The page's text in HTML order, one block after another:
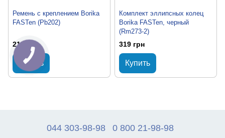
Ремень с креплением Borika
FASTen (Pb202)
219 грн
Купить
Комплект эллипсных колец
Borika FASTen, черный
(Rm273-2)
319 грн
Купить
044 303-98-98 0 800 21-98-98